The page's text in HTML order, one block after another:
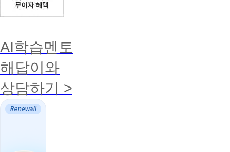
AI학습멘토
해답이와
상담하기 >